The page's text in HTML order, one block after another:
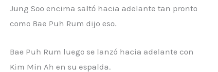
Jung Soo encima saltó hacia adelante tan pronto
como Bae Puh Rum dijo eso.
Bae Puh Rum luego se lanzó hacia adelante con
Kim Min Ah en su espalda.